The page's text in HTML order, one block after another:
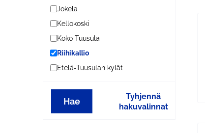
Jokela
Kellokoski
Koko Tuusula
Riihikallio
Etelä-Tuusulan kylät
Hae
Tyhjennä
hakuvalinnat